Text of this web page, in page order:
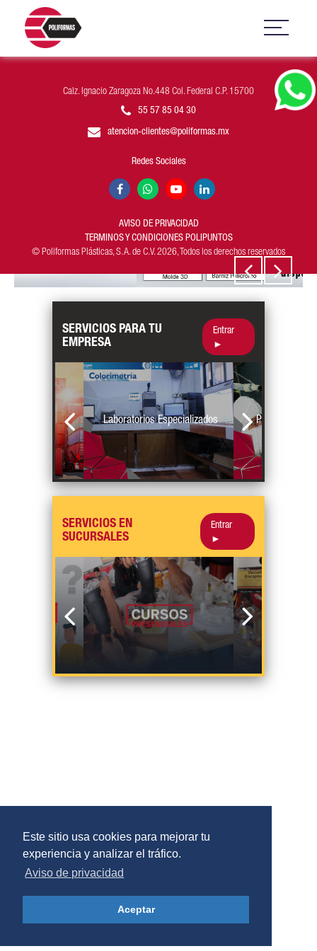
Este sitio usa cookies para mejorar tu
experiencia y analizar el tráfico.
Aviso de privacidad
Aceptar
SERVICIOS PARA TU
EMPRESA
Entrar
►
Laboratorios Especializados Profesionales
SERVICIOS EN
SUCURSALES
Entrar
►
Calz. Ignacio Zaragoza No.448 Col. Federal C.P. 15700
55 57 85 04 30
atencion-clientes@poliformas.mx
Redes Sociales
AVISO DE PRIVACIDAD
TERMINOS Y CONDICIONES POLIPUNTOS
© Poliformas Plásticas, S. A. de C.V. 2026, Todos los derechos reservados